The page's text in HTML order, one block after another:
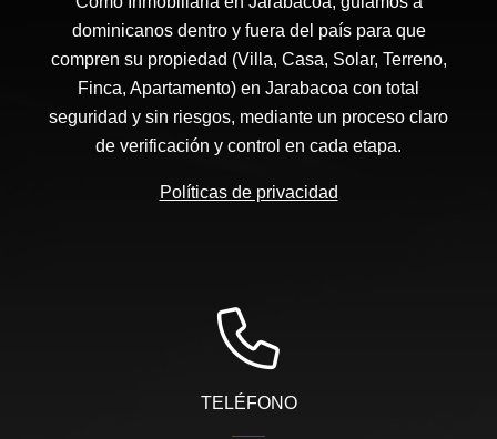
dominicanos dentro y fuera del país para que
compren su propiedad (Villa, Casa, Solar, Terreno,
Finca, Apartamento) en Jarabacoa con total
seguridad y sin riesgos, mediante un proceso claro
de verificación y control en cada etapa.
Políticas de privacidad
TELÉFONO